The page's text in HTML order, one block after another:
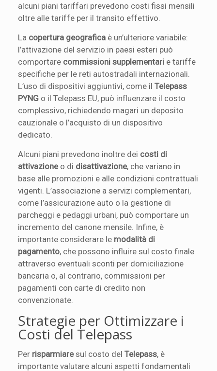
alcuni piani tariffari prevedono costi fissi mensili
oltre alle tariffe per il transito effettivo.
La copertura geografica è un’ulteriore variabile:
l’attivazione del servizio in paesi esteri può
comportare commissioni supplementari e tariffe
specifiche per le reti autostradali internazionali.
L’uso di dispositivi aggiuntivi, come ilTelepass
PYNG o il Telepass EU, può influenzare il costo
complessivo, richiedendo magari un deposito
cauzionale o l’acquisto di un dispositivo
dedicato.
Alcuni piani prevedono inoltre dei costi di
attivazioneo di disattivazione, che variano in
base alle promozioni e alle condizioni contrattuali
vigenti. L’associazione a servizi complementari,
come l’assicurazione auto o la gestione di
parcheggi e pedaggi urbani, può comportare un
incremento del canone mensile. Infine, è
importante considerare le modalità di
pagamento, che possono influire sul costo finale
attraverso eventuali sconti per domiciliazione
bancaria o, al contrario, commissioni per
pagamenti con carte di credito non
convenzionate.
Strategie per Ottimizzare i
Costi del Telepass
Per risparmiaresul costo delTelepass, è
importante valutare alcuni aspetti fondamentali